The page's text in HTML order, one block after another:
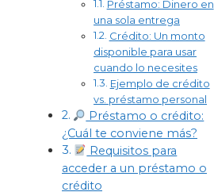
Préstamo: Dinero en
una sola entrega
Crédito: Un monto
disponible para usar
cuando lo necesites
Ejemplo de crédito
vs. préstamo personal
Préstamo o crédito:
¿Cuál te conviene más?
Requisitos para
acceder a un préstamo o
crédito